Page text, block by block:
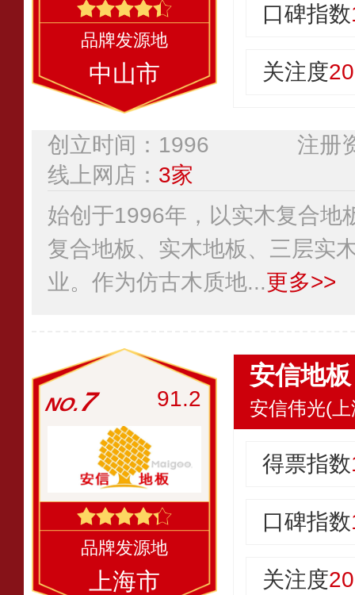
中山市
口碑指数
关注度
创立时间：1996
注册
线上网店： 3家
始创于1996年，以实木复合地
复合地板、实木地板、三层实
业。作为仿古木质地...更多>>
7 91.2
上海市
安信地板
安信伟光(
得票指数
口碑指数
关注度